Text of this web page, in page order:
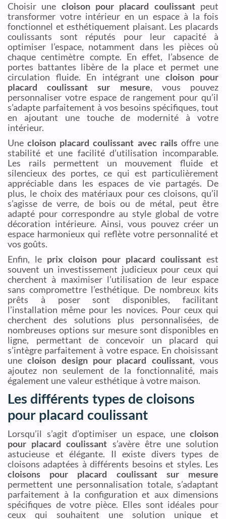
Choisir une cloison pour placard coulissantpeut
transformer votre intérieur en un espace à la fois
fonctionnel et esthétiquement plaisant. Les placards
coulissants sont réputés pour leur capacité à
optimiser l’espace, notamment dans les pièces où
chaque centimètre compte. En effet, l’absence de
portes battantes libère de la place et permet une
circulation fluide. En intégrant une cloison pour
placard coulissant sur mesure, vous pouvez
personnaliser votre espace de rangement pour qu’il
s’adapte parfaitement à vos besoins spécifiques, tout
en ajoutant une touche de modernité à votre
intérieur.
Unecloison placard coulissant avec railsoffre une
stabilité et une facilité d’utilisation incomparable.
Les rails permettent un mouvement fluide et
silencieux des portes, ce qui est particulièrement
appréciable dans les espaces de vie partagés. De
plus, le choix des matériaux pour ces cloisons, qu’il
s’agisse de verre, de bois ou de métal, peut être
adapté pour correspondre au style global de votre
décoration intérieure. Ainsi, vous pouvez créer un
espace harmonieux qui reflète votre personnalité et
vos goûts.
Enfin, le prix cloison pour placard coulissant est
souvent un investissement judicieux pour ceux qui
cherchent à maximiser l’utilisation de leur espace
sans compromettre l’esthétique. De nombreux kits
prêts à poser sont disponibles, facilitant
l’installation même pour les novices. Pour ceux qui
cherchent des solutions plus personnalisées, de
nombreuses options sur mesure sont disponibles en
ligne, permettant de concevoir un placard qui
s’intègre parfaitement à votre espace. En choisissant
unecloison design pour placard coulissant, vous
ajoutez non seulement de la fonctionnalité, mais
également une valeur esthétique à votre maison.
Les différents types de cloisons
pour placard coulissant
Lorsqu’il s’agit d’optimiser un espace, une cloison
pour placard coulissant s’avère être une solution
astucieuse et élégante. Il existe divers types de
cloisons adaptées à différents besoins et styles. Les
cloisons pour placard coulissant sur mesure
permettent une personnalisation totale, s’adaptant
parfaitement à la configuration et aux dimensions
spécifiques de votre pièce. Elles sont idéales pour
ceux qui souhaitent une solution unique et